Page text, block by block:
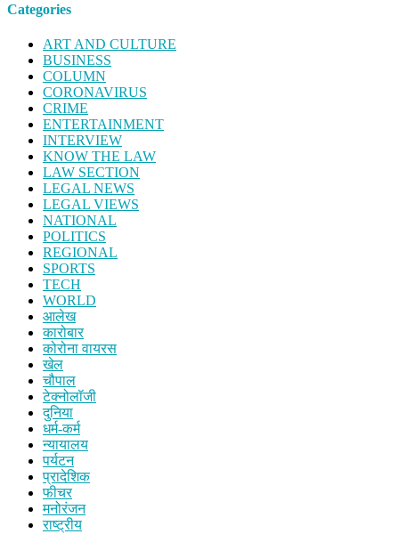
Categories
ART AND CULTURE
BUSINESS
COLUMN
CORONAVIRUS
CRIME
ENTERTAINMENT
INTERVIEW
KNOW THE LAW
LAW SECTION
LEGAL NEWS
LEGAL VIEWS
NATIONAL
POLITICS
REGIONAL
SPORTS
TECH
WORLD
आलेख
कारोबार
कोरोना वायरस
खेल
चौपाल
टेक्नोलॉजी
दुनिया
धर्म-कर्म
न्यायालय
पर्यटन
प्रादेशिक
फीचर
मनोरंजन
राष्ट्रीय